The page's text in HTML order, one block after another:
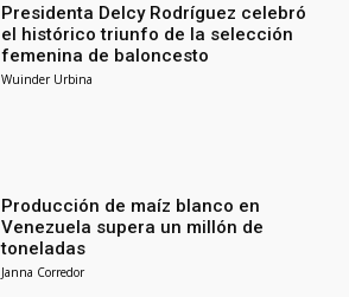
Presidenta Delcy Rodríguez celebró
el histórico triunfo de la selección
femenina de baloncesto
Wuinder Urbina
Producción de maíz blanco en
Venezuela supera un millón de
toneladas
Janna Corredor